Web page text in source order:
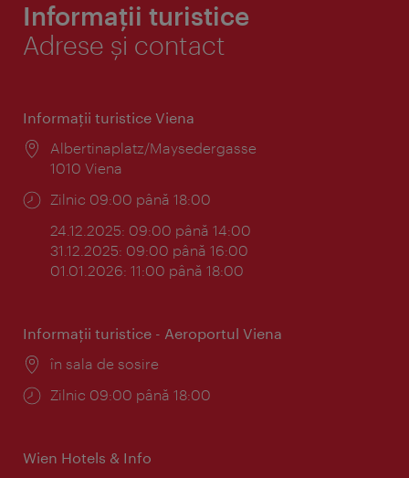
Informații turistice
Adrese și contact
Informaţii turistice Viena
Locul:
Albertinaplatz/Maysedergasse
1010 Viena
Program:
Zilnic 09:00 până 18:00
24.12.2025: 09:00 până 14:00
31.12.2025: 09:00 până 16:00
01.01.2026: 11:00 până 18:00
Informaţii turistice - Aeroportul Viena
Locul:
în sala de sosire
Program:
Zilnic 09:00 până 18:00
Wien Hotels & Info